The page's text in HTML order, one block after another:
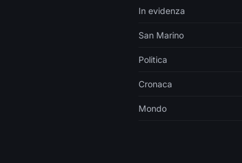
In evidenza
San Marino
Politica
Cronaca
Mondo